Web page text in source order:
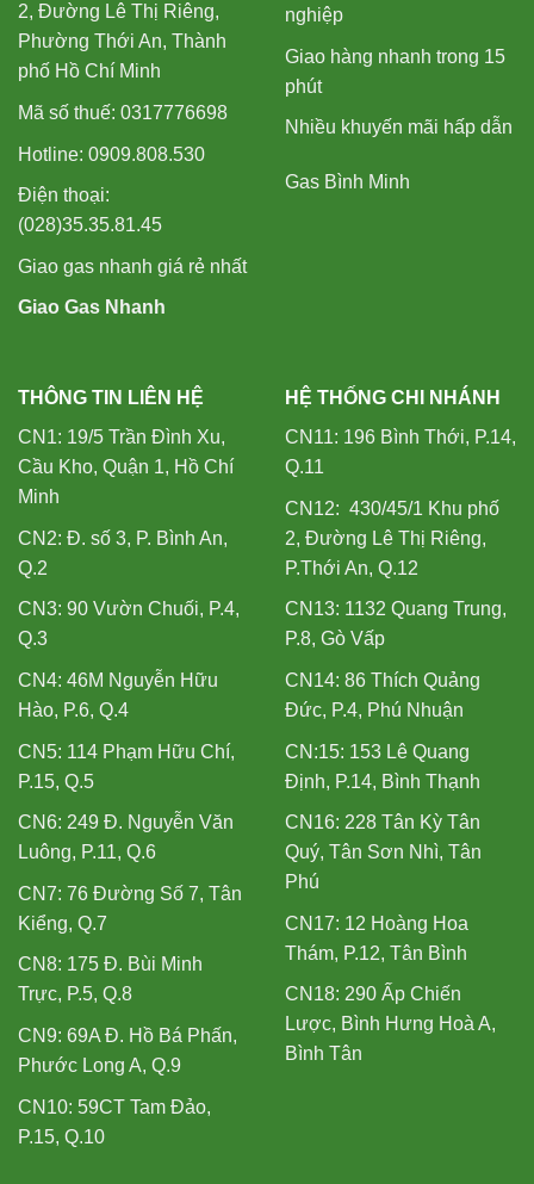
2, Đường Lê Thị Riêng,
Phường Thới An, Thành
phố Hồ Chí Minh
Mã số thuế: 0317776698
Hotline: 0909.808.530
Điện thoại:
(028)35.35.81.45
Giao gas nhanh giá rẻ nhất
Giao Gas Nhanh
nghiệp
Giao hàng nhanh trong 15
phút
Nhiều khuyến mãi hấp dẫn
Gas Bình Minh
THÔNG TIN LIÊN HỆ
CN1: 19/5 Trần Đình Xu,
Cầu Kho, Quận 1, Hồ Chí
Minh
CN2: Đ. số 3, P. Bình An,
Q.2
CN3: 90 Vườn Chuối, P.4,
Q.3
CN4: 46M Nguyễn Hữu
Hào, P.6, Q.4
CN5: 114 Phạm Hữu Chí,
P.15, Q.5
CN6: 249 Đ. Nguyễn Văn
Luông, P.11, Q.6
CN7: 76 Đường Số 7, Tân
Kiểng, Q.7
CN8: 175 Đ. Bùi Minh
Trực, P.5, Q.8
CN9: 69A Đ. Hồ Bá Phấn,
Phước Long A, Q.9
CN10: 59CT Tam Đảo,
P.15, Q.10
HỆ THỐNG CHI NHÁNH
CN11: 196 Bình Thới, P.14,
Q.11
CN12: 430/45/1 Khu phố
2, Đường Lê Thị Riêng,
P.Thới An, Q.12
CN13: 1132 Quang Trung,
P.8, Gò Vấp
CN14: 86 Thích Quảng
Đức, P.4, Phú Nhuận
CN:15: 153 Lê Quang
Định, P.14, Bình Thạnh
CN16: 228 Tân Kỳ Tân
Quý, Tân Sơn Nhì, Tân
Phú
CN17: 12 Hoàng Hoa
Thám, P.12, Tân Bình
CN18: 290 Ấp Chiến
Lược, Bình Hưng Hoà A,
Bình Tân